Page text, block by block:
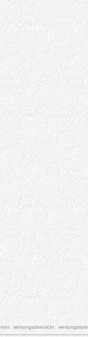
wertungsübersicht